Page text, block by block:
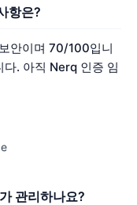
항은?
안이며 70/100입니
다. 아직 Nerq 인증 임
관리하나요?